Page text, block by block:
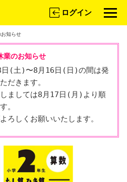
ログイン
知らせ
業のお知らせ
日(土)〜8月16日(日)の間は発
だきます。
ましては8月17日(月)より順
。
ろしくお願いいたします。